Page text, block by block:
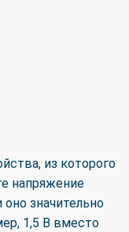
из которого
напряжение
значительно
1,5 В вместо